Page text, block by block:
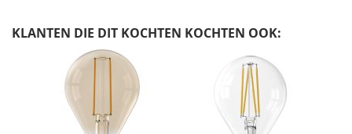
KLANTEN DIE DIT KOCHTEN KOCHTEN OOK:
carousel